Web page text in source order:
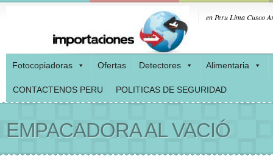
en Peru Lima Cusco
Fotocopiadoras Ofertas Detectores Alimentaria
CONTACTENOS PERU POLITICAS DE SEGURIDAD
EMPACADORA AL VACIÓ